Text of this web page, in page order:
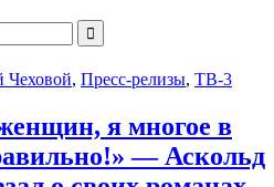
Чеховой, Пресс-релизы, ТВ-3
я многое в
— Аскольд